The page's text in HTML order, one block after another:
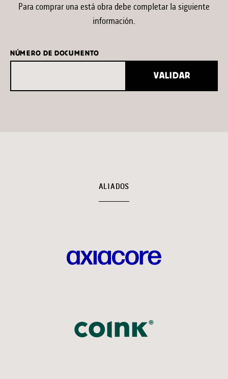
Para comprar una está obra debe completar la siguiente
información.
NÚMERO DE DOCUMENTO
VALIDAR
ALIADOS